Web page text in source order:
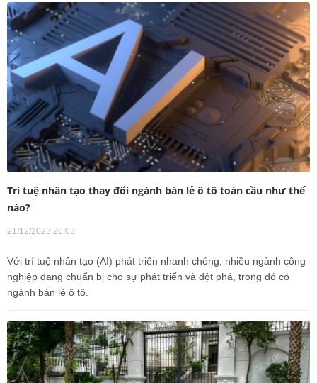
Trí tuệ nhân tạo thay đổi ngành bán lẻ ô tô toàn cầu như thế
nào?
21/12/2023 20:03
Với trí tuệ nhân tạo (AI) phát triển nhanh chóng, nhiều ngành công
nghiệp đang chuẩn bị cho sự phát triển và đột phá, trong đó có
ngành bán lẻ ô tô.